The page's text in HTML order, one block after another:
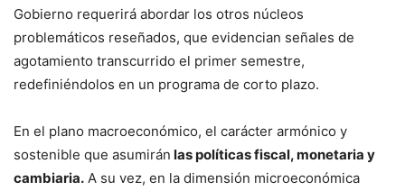
Gobierno requerirá abordar los otros núcleos
problemáticos reseñados, que evidencian señales de
agotamiento transcurrido el primer semestre,
redefiniéndolos en un programa de corto plazo.
En el plano macroeconómico, el carácter armónico y
sostenible que asumirán las políticas fiscal, monetaria y
cambiaria. A su vez, en la dimensión microeconómica